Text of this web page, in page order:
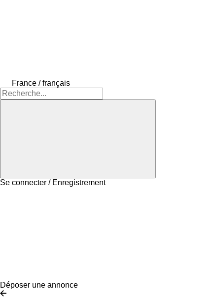
France / français
Se connecter / Enregistrement
Déposer une annonce